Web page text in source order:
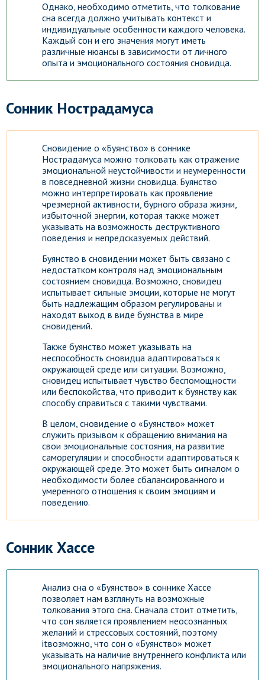
Однако, необходимо отметить, что толкование
сна всегда должно учитывать контекст и
индивидуальные особенности каждого человека.
Каждый сон и его значения могут иметь
различные нюансы в зависимости от личного
опыта и эмоционального состояния сновидца.
Сонник Нострадамуса
Сновидение о «Буянство» в соннике
Нострадамуса можно толковать как отражение
эмоциональной неустойчивости и неумеренности
в повседневной жизни сновидца. Буянство
можно интерпретировать как проявление
чрезмерной активности, бурного образа жизни,
избыточной энергии, которая также может
указывать на возможность деструктивного
поведения и непредсказуемых действий.
Буянство в сновидении может быть связано с
недостатком контроля над эмоциональным
состоянием сновидца. Возможно, сновидец
испытывает сильные эмоции, которые не могут
быть надлежащим образом регулированы и
находят выход в виде буянства в мире
сновидений.
Также буянство может указывать на
неспособность сновидца адаптироваться к
окружающей среде или ситуации. Возможно,
сновидец испытывает чувство беспомощности
или беспокойства, что приводит к буянству как
способу справиться с такими чувствами.
В целом, сновидение о «Буянство» может
служить призывом к обращению внимания на
свои эмоциональные состояния, на развитие
саморегуляции и способности адаптироваться к
окружающей среде. Это может быть сигналом о
необходимости более сбалансированного и
умеренного отношения к своим эмоциям и
поведению.
Сонник Хассе
Анализ сна о «Буянство» в соннике Хассе
позволяет нам взглянуть на возможные
толкования этого сна. Сначала стоит отметить,
что сон является проявлением неосознанных
желаний и стрессовых состояний, поэтому
itвозможно, что сон о «Буянство» может
указывать на наличие внутреннего конфликта или
эмоционального напряжения.